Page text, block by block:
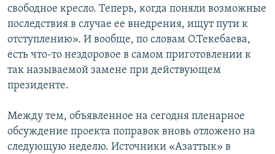
свободное кресло. Теперь, когда поняли возможные
последствия в случае ее внедрения, ищут пути к
отступлению». И вообще, по словам О.Текебаева,
есть что-то нездоровое в самом приготовлении к
так называемой замене при действующем
президенте.
Между тем, объявленное на сегодня пленарное
обсуждение проекта поправок вновь отложено на
следующую неделю. Источники «Азаттык» в